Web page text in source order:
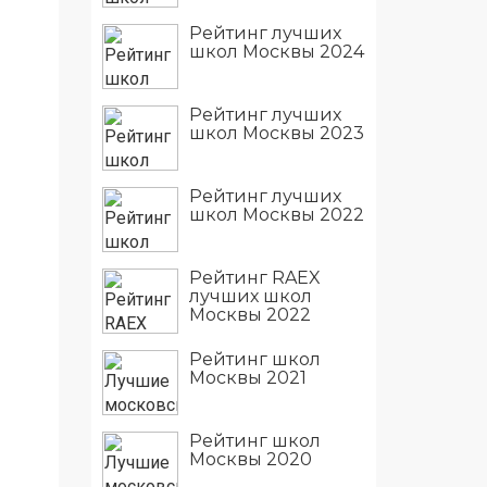
Рейтинг лучших
школ Москвы 2024
Рейтинг лучших
школ Москвы 2023
Рейтинг лучших
школ Москвы 2022
Рейтинг RAEX
лучших школ
Москвы 2022
Рейтинг школ
Москвы 2021
Рейтинг школ
Москвы 2020